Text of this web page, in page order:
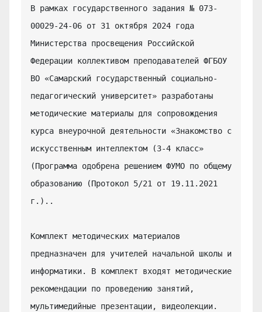
В рамках государственного задания № 073-
00029-24-06 от 31 октября 2024 года
Министерства просвещения Российской
Федерации коллективом преподавателей ФГБОУ
ВО «Самарский государственный социально-
педагогический университет» разработаны
методические материалы для сопровождения
курса внеурочной деятельности «Знакомство с
искусственным интеллектом (3-4 класс»
(Программа одобрена решением ФУМО по общему
образованию (Протокол 5/21 от 19.11.2021
г.)..
Комплект методических материалов
предназначен для учителей начальной школы и
информатики. В комплект входят методические
рекомендации по проведению занятий,
мультимедийные презентации, видеолекции.